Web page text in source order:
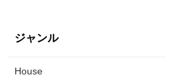
ジャンル
House